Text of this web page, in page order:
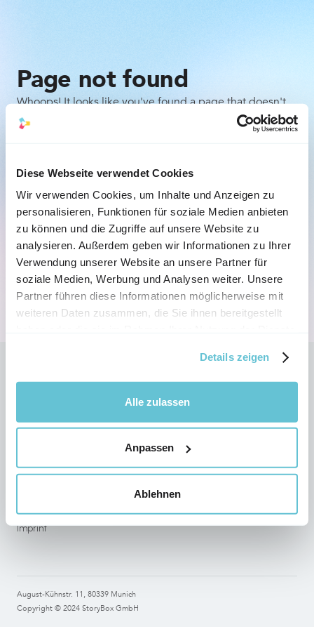
Diese Webseite verwendet Cookies
Wir verwenden Cookies, um Inhalte und Anzeigen zu
personalisieren, Funktionen für soziale Medien anbieten
zu können und die Zugriffe auf unsere Website zu
analysieren. Außerdem geben wir Informationen zu Ihrer
Verwendung unserer Website an unsere Partner für
soziale Medien, Werbung und Analysen weiter. Unsere
Partner führen diese Informationen möglicherweise mit
weiteren Daten zusammen, die Sie ihnen bereitgestellt
Details zeigen
Alle zulassen
Anpassen
Ablehnen
Page not found
Whoops! It looks like you've found a page that doesn't
exist. Don't worry, it happens to the best of us. Here are
Check the URL for any typos or mistakes.
Go back to the previous page and try to navigate
to the desired content from there.
Back to the homepage
Legal
Imprint
Copyright © 2024 StoryBox GmbH
August-Kühnstr. 11, 80339 Munich